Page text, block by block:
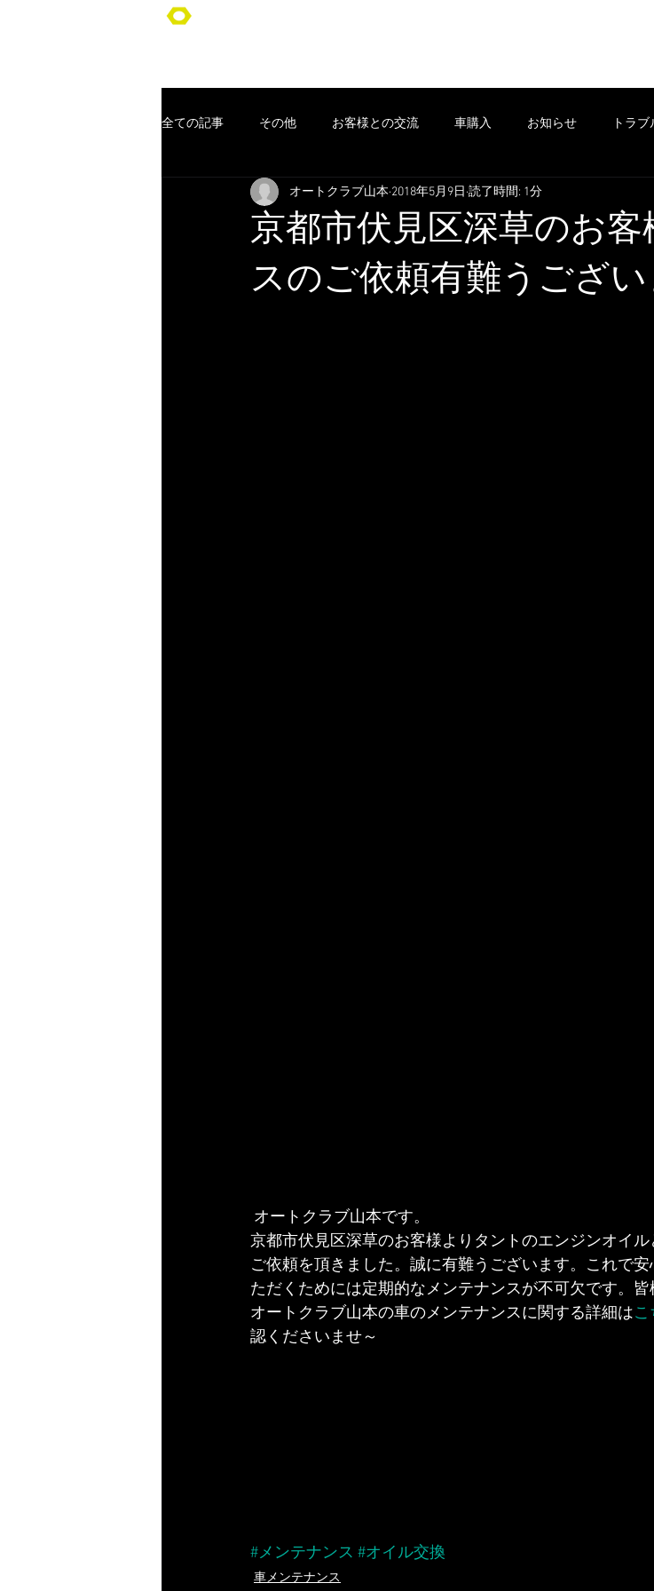
全ての記事 その他 お客様との交流 車購入 お知らせ トラ
ポッキリ車検 オークション 車売却
コンセプト お客様 クーポン セール 損害保険 出張
京都市伏見区深草のお
スのご依頼有難うござい
オートクラブ山本 2018年5月9日 読了時間: 1分
オートクラブ山本です。
京都市伏見区深草のお客様よりタントのエンジンオイ
ご依頼を頂きました。誠に有難うございます。これで
ただくためには定期的なメンテナンスが不可欠です。皆
オートクラブ山本の車のメンテナンスに関する詳細はこ
認くださいませ～
#メンテナンス #オイル交換
車メンテナンス